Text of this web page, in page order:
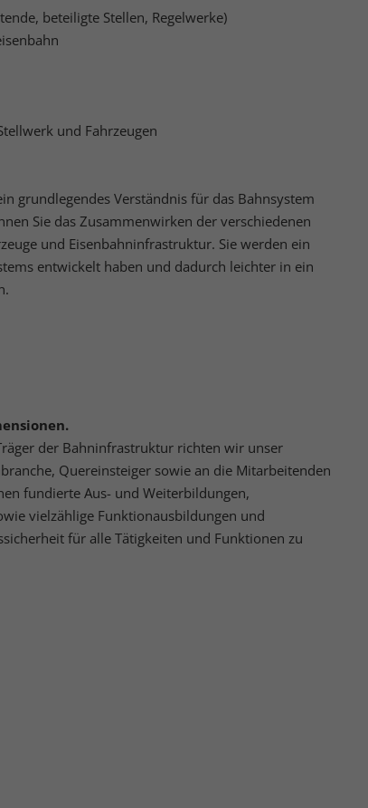
beteiligte Stellen, Regelwerke)
und Fahrzeugen
grundlegendes Verständnis für das Bahnsystem
Sie das Zusammenwirken der verschiedenen
und Eisenbahninfrastruktur. Sie werden ein
entwickelt haben und dadurch leichter in ein
der Bahninfrastruktur richten wir unser
Quereinsteiger sowie an die Mitarbeitenden
fundierte Aus- und Weiterbildungen,
vielzählige Funktionausbildungen und
für alle Tätigkeiten und Funktionen zu
Hier finden Sie eine Übersicht über alle verwendeten
Ihre Einwilligung zu ganzen Kategorien geben oder sich
Informationen anzeigen lassen und so nur bestimmte
Datenschutzeinstellungen
Essenziell (3)
Essenzielle Cookies ermöglichen grundlegende Funktionen und
Cookie-Informationen anzeigen
Statistiken (1)
Statistik Cookies erfassen Informationen anonym. Diese
Marketing-Cookies werden von Drittanbietern oder Publishern
personalisierte Werbung anzuzeigen. Sie tun dies, indem sie
hinweg verfolgen.
Cookie-Informationen anzeigen
Externe Medien (5)
Inhalte von Videoplattformen und Social-Media-Plattformen
blockiert. Wenn Cookies von externen Medien akzeptiert werden,
diese Inhalte keiner manuellen Einwilligung mehr.